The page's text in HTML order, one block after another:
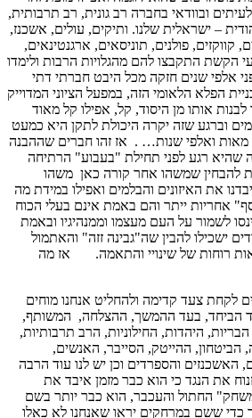
ובוודאי בחברה רב גונית, רב תרבותית,
– ישראלית שלנו. ותיקים, עולים, אשכנז,
קווקזים, פולנים, תוניסאים, ארגנטינאים,
הקשת התקבצו להם מהגלויות הרבות ולימדו
אלפי שנים חזקה מכל היבט חברתי דתי
הפלא הלאומי הזה, במפעל הציוני המדוייק
אותו מן היסוד, קל, אפילו קל מאוד
וברגע שזה יקרה היכולת לתקן היא כמעט
ואלפי שנות… . אז זהו חברים שההבנה
שהיא רגע לפני תחילת "בעבוע" הרתיחה
להבחין שמשהו אחר קורה כאן משהו
את האיזונים והבלמים ואפילו במידת מה
אחריות ייתר והם באמת אינם בעלי הכוח
לשמור על העם מעצמו וממנהיגיו ובאמת
ישכילו להבין שה"גבינה זזה" והאתמול
רוחות של שינויי והתאמה. אז מה
לקחת צעד קדימה ולהחליט אנחנו מוחים
הביחד, בעד ההמשך, ההצלחה, המשותף,
היהדות, החילוניות, הרב תרבותיות,
ההייטק, הסייבר, האנשים,
האשכנזים והספרדים וכן יש לנו עוד הרבה
את הנגד כי הוא כבר מזמן איבד את
החתול והעכבר, הוא כבר יותר בשם
כדי ששם במרחקים יראו שאנחנו לא כאלו